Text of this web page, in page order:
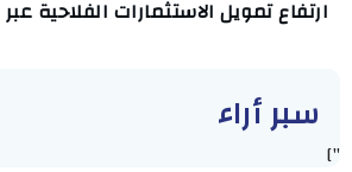
ارتفاع تمويل الاستثمارات الفلاحية
سبر أراء
"]